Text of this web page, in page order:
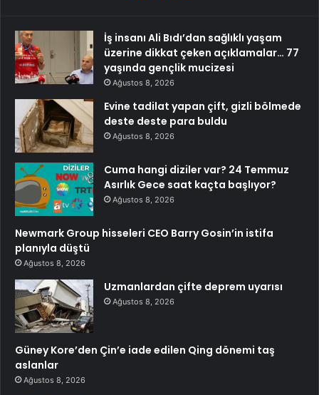
İş insanı Ali Bıdı’dan sağlıklı yaşam
üzerine dikkat çeken açıklamalar… 77
yaşında gençlik mucizesi
Ağustos 8, 2026
Evine tadilat yapan çift, gizli bölmede
deste deste para buldu
Ağustos 8, 2026
Cuma hangi diziler var? 24 Temmuz
Asırlık Gece saat kaçta başlıyor?
Ağustos 8, 2026
Newmark Group hisseleri CEO Barry Gosin’in istifa
planıyla düştü
Ağustos 8, 2026
Uzmanlardan çifte deprem uyarısı
Ağustos 8, 2026
Güney Kore’den Çin’e iade edilen Qing dönemi taş
aslanlar
Ağustos 8, 2026